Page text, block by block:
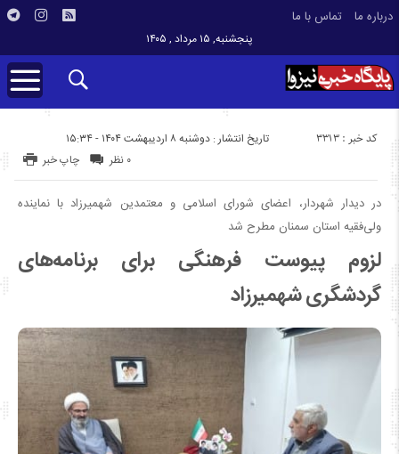
درباره ما تماس با ما
پنجشنبه, ۱۵ مرداد , ۱۴۰۵
تاریخ انتشار : دوشنبه ۸ اردیبهشت ۱۴۰۴ - ۱۵:۳۴ کد خبر : 3313
چاپ خبر ۰ نظر
در دیدار شهردار، اعضای شورای اسلامی و معتمدین شهمیرزاد با نماینده
ولی‌فقیه استان سمنان مطرح شد
لزوم پیوست فرهنگی برای برنامه‌های
گردشگری شهمیرزاد